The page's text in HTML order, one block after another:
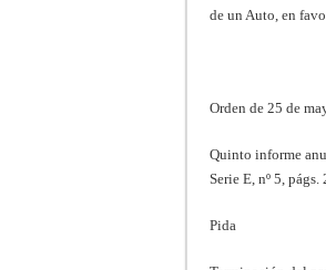
de un Auto, en
Orden de 25 de
Quinto informe
Serie E, nº 5,
Pida